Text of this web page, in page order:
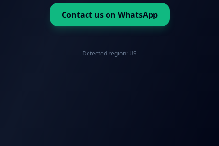
Contact us on WhatsApp
Detected region: US